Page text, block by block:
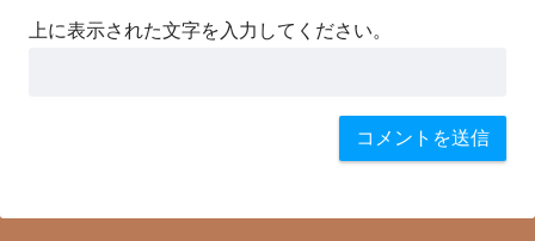
上に表示された文字を入力してください。